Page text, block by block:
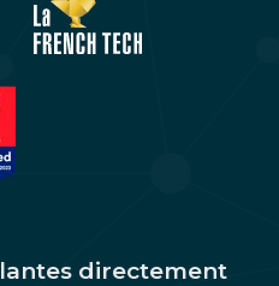
directement